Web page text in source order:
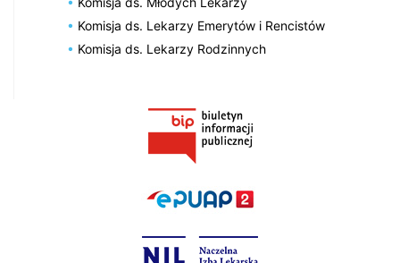
Komisja ds. Lekarzy Emerytów i Rencistów
Komisja ds. Lekarzy Rodzinnych